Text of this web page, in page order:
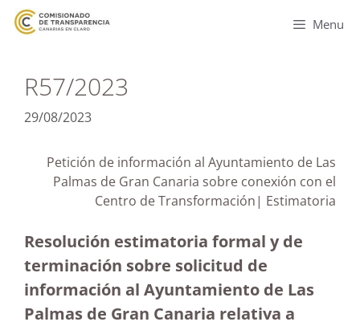
Menu
R57/2023
29/08/2023
Petición de información al Ayuntamiento de Las
Palmas de Gran Canaria sobre conexión con el
Centro de Transformación| Estimatoria
Resolución estimatoria formal y de
terminación sobre solicitud de
información al Ayuntamiento de Las
Palmas de Gran Canaria relativa a